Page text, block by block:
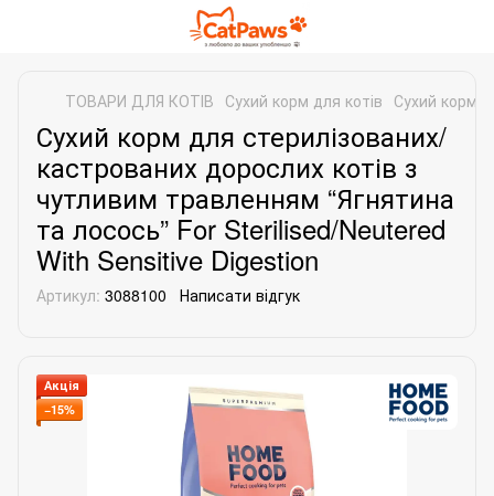
ТОВАРИ ДЛЯ КОТІВ Сухий корм для котів Сухий корм
Сухий корм для стерилізованих/
кастрованих дорослих котів з
чутливим травленням “Ягнятина
та лосось” For Sterilised/Neutered
With Sensitive Digestion
Артикул: 3088100 Написати відгук
Акція
−15%